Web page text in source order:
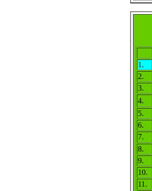
1.
2.
3.
4.
5.
6.
7.
8.
9.
10.
11.